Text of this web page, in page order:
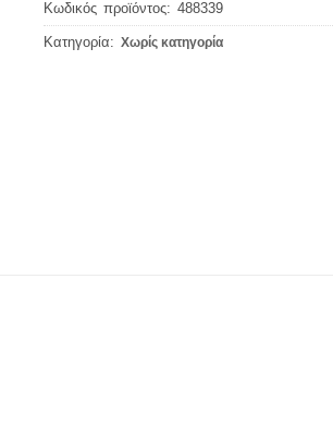
Κωδικός προϊόντος:488339
Κατηγορία:Χωρίς κατηγορία